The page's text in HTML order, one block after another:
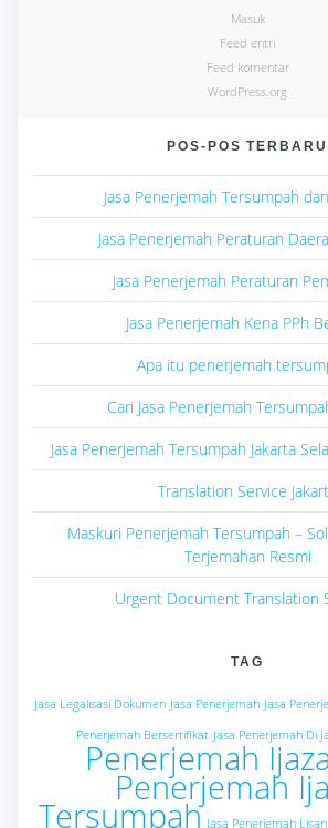
Masuk
Feed entri
Feed komentar
WordPress.org
POS-POS TERBARU
Jasa Penerjemah Tersumpah
Jasa Penerjemah Peraturan
Jasa Penerjemah Peraturan
Jasa Penerjemah Kena PPh
Apa itu penerjemah
Cari Jasa Penerjemah
Jasa Penerjemah Tersumpah Jakarta
Translation Service
Maskuri Penerjemah Tersumpah –
Terjemahan Resmi
Urgent Document Translation
TAG
Jasa Legalisasi Dokumen Jasa Penerjemah Jasa
Penerjemah Bersertifikat Jasa Penerjemah Di
Penerjemah
Penerjemah
Tersumpah Jasa Penerjemah Lisan